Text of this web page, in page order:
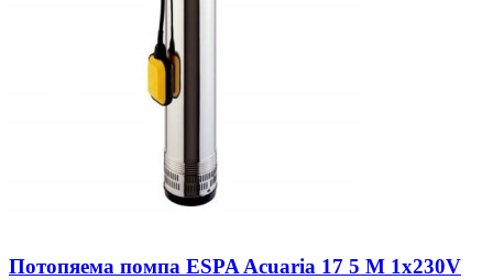
Потопяема помпа ESPA Acuaria 17 5 M 1x230V